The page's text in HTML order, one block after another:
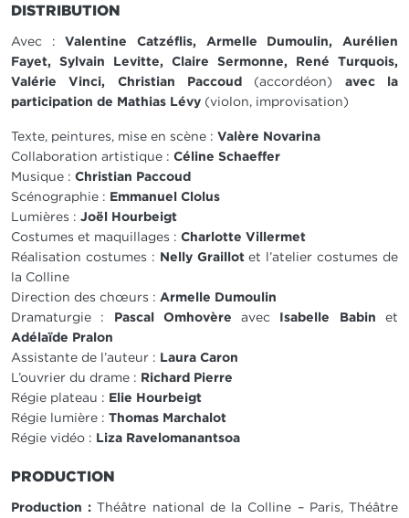
DISTRIBUTION
Avec :Valentine Catzéflis, Armelle Dumoulin, Aurélien
Fayet, Sylvain Levitte, Claire Sermonne, René Turquois,
Valérie Vinci, Christian Paccoud (accordéon) avec la
participation de Mathias Lévy (violon, improvisation)
Texte, peintures, mise en scène : Valère Novarina
Collaboration artistique : Céline Schaeffer
Musique : Christian Paccoud
Scénographie : Emmanuel Clolus
Lumières : Joël Hourbeigt
Costumes et maquillages : Charlotte Villermet
Réalisation costumes : Nelly Graillotet l’atelier costumes de
la Colline
Direction des chœurs : Armelle Dumoulin
Dramaturgie : Pascal Omhovère avec Isabelle Babinet
Adélaïde Pralon
Assistante de l’auteur : Laura Caron
L’ouvrier du drame : Richard Pierre
Régie plateau : Elie Hourbeigt
Régie lumière : Thomas Marchalot
Régie vidéo : Liza Ravelomanantsoa
PRODUCTION
Production : Théâtre national de la Colline – Paris, Théâtre